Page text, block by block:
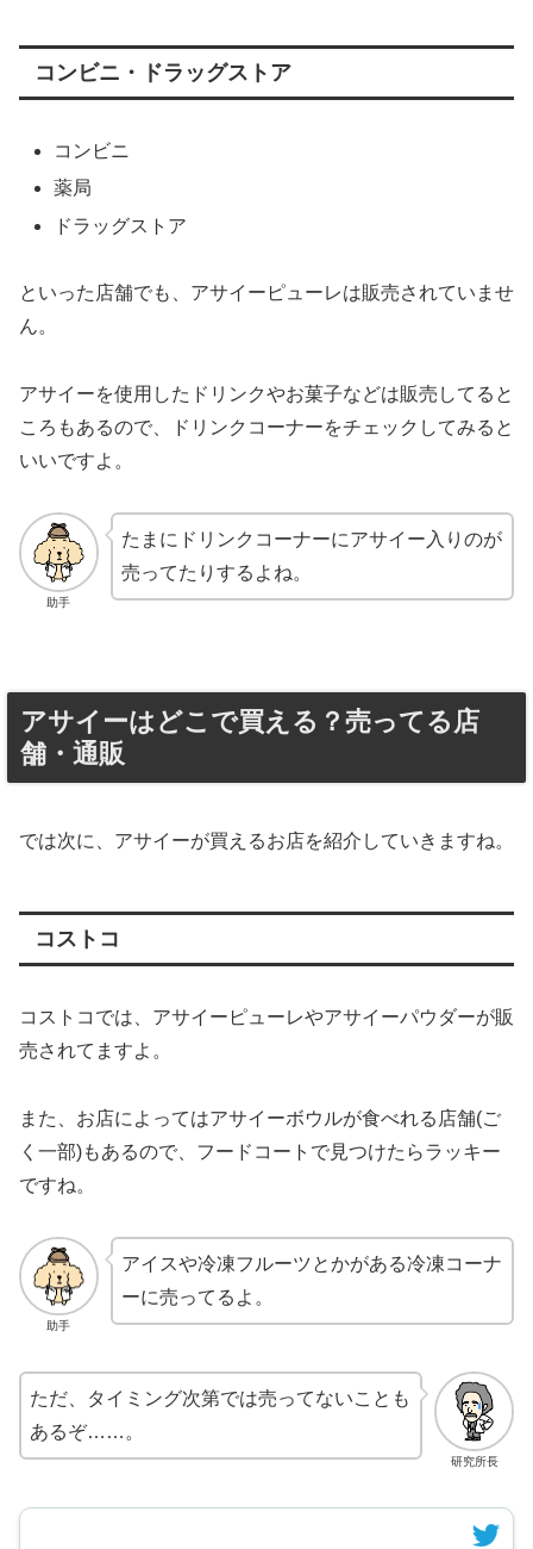
コンビニ・ドラッグストア
コンビニ
薬局
ドラッグストア
といった店舗でも、アサイーピューレは販売されていませ
ん。
アサイーを使用したドリンクやお菓子などは販売してると
ころもあるので、ドリンクコーナーをチェックしてみると
いいですよ。
助手
たまにドリンクコーナーにアサイー入りのが
売ってたりするよね。
アサイーはどこで買える？売ってる店
舗・通販
では次に、アサイーが買えるお店を紹介していきますね。
コストコ
コストコでは、アサイーピューレやアサイーパウダーが販
売されてますよ。
また、お店によってはアサイーボウルが食べれる店舗(ご
く一部)もあるので、フードコートで見つけたらラッキー
ですね。
助手
アイスや冷凍フルーツとかがある冷凍コーナ
ーに売ってるよ。
研究所長
ただ、タイミング次第では売ってないことも
あるぞ……。